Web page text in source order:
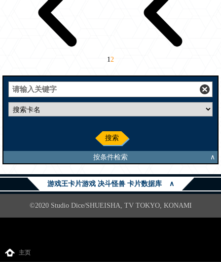
12
搜索
按条件检索 ∧
游戏王卡片游戏 决斗怪兽 卡片数据库 ∧
©2020 Studio Dice/SHUEISHA, TV TOKYO, KONAMI
主页